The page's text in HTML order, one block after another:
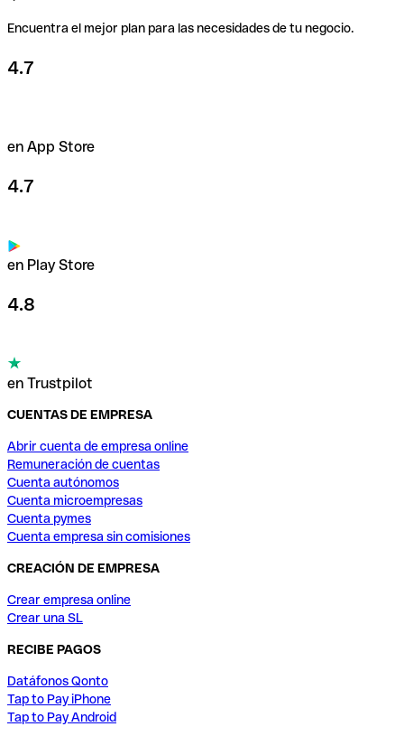
Encuentra el mejor plan para las necesidades de tu negocio.
4.7
en App Store
4.7
en Play Store
4.8
en Trustpilot
CUENTAS DE EMPRESA
Abrir cuenta de empresa online
Remuneración de cuentas
Cuenta autónomos
Cuenta microempresas
Cuenta pymes
Cuenta empresa sin comisiones
CREACIÓN DE EMPRESA
Crear empresa online
Crear una SL
RECIBE PAGOS
Datáfonos Qonto
Tap to Pay iPhone
Tap to Pay Android